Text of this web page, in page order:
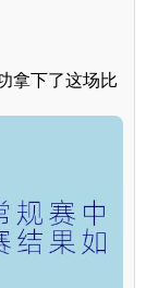
拿下了这场比